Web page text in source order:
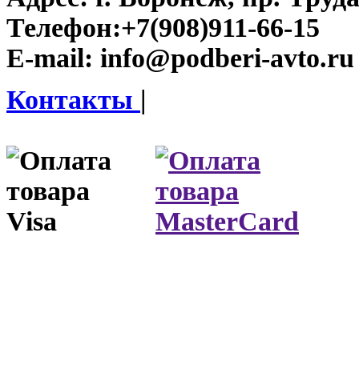
Телефон:+7(908)911-66-15
E-mail: info@podberi-avto.ru
Контакты |